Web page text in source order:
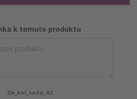
k tomuto produktu
Dk_kol_sada_02